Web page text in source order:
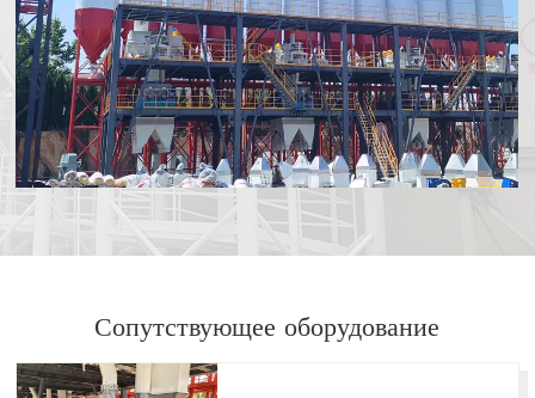
Сопутствующее оборудование